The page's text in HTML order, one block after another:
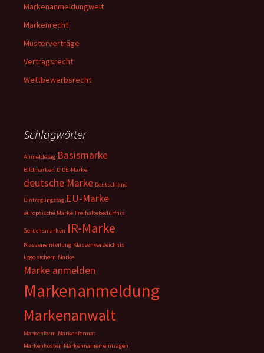
Markenanmeldungwelt
Markenrecht
Musterverträge
Vertragsrecht
Wettbewerbsrecht
Schlagwörter
Anmeldetag Basismarke
Bildmarken D DE-Marke
deutsche Marke Deutschland
Eintragungstag EU-Marke
europäische Marke Freihaltebedürfnis
Geruchsmarken IR-Marke
Klasseneinteilung Klassenverzeichnis
Logo sichern Marke
Marke anmelden
Markenanmeldung
Markenanwalt
Markenform Markenformat
Markenkosten Markennamen eintragen